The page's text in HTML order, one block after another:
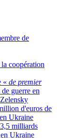
de
coopération
« de premier
guerre en
d'euros de
Ukraine
milliards
Ukraine